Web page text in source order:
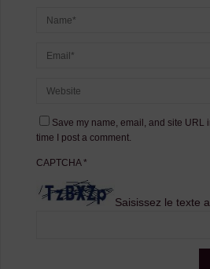
Save my name, email, and site URL
time I post a comment.
CAPTCHA*
Saisissez le texte